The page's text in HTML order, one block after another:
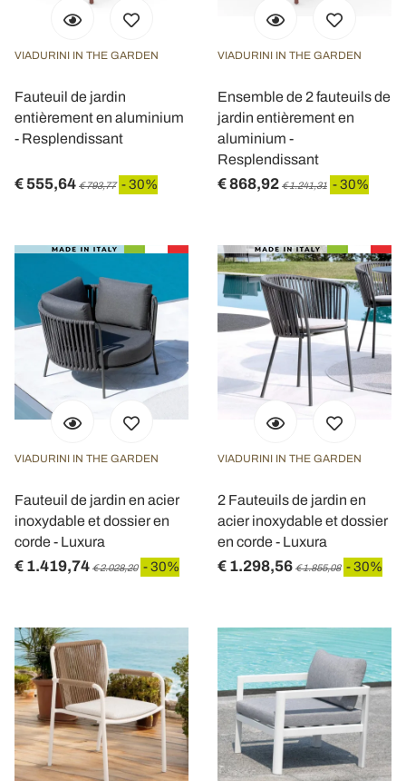
VIADURINI IN THE GARDEN
Fauteuil de jardin
entièrement en aluminium
- Resplendissant
€ 555,64 € 793,77 - 30%
VIADURINI IN THE GARDEN
Ensemble de 2 fauteuils de
jardin entièrement en
aluminium -
Resplendissant
€ 868,92 € 1.241,31 - 30%
VIADURINI IN THE GARDEN
Fauteuil de jardin en acier
inoxydable et dossier en
corde - Luxura
€ 1.419,74 € 2.028,20 - 30%
VIADURINI IN THE GARDEN
2 Fauteuils de jardin en
acier inoxydable et dossier
en corde - Luxura
€ 1.298,56 € 1.855,08 - 30%